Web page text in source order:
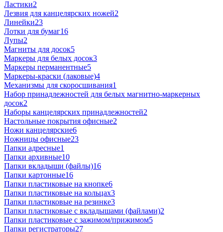
Ластики2
Лезвия для канцелярских ножей2
Линейки23
Лотки для бумаг16
Лупы2
Магниты для досок5
Маркеры для белых досок3
Маркеры перманентные5
Маркеры-краски (лаковые)4
Механизмы для скоросшивания1
Набор принадлежностей для белых магнитно-маркерных
досок2
Наборы канцелярских принадлежностей2
Настольные покрытия офисные2
Ножи канцелярские6
Ножницы офисные23
Папки адресные1
Папки архивные10
Папки вкладыши (файлы)16
Папки картонные16
Папки пластиковые на кнопке6
Папки пластиковые на кольцах3
Папки пластиковые на резинке3
Папки пластиковые с вкладышами (файлами)2
Папки пластиковые с зажимом/прижимом5
Папки регистраторы27